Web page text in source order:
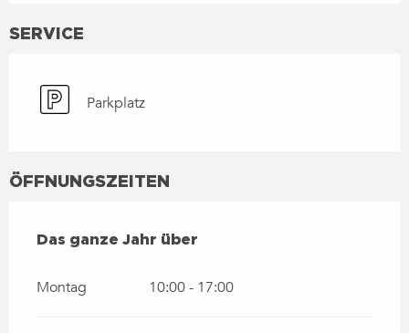
SERVICE
Parkplatz
ÖFFNUNGSZEITEN
DAS GANZE JAHR ÜBER
Das ganze Jahr über
Montag 10:00 - 17:00